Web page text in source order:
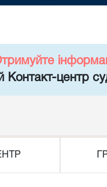
Контакт-центр